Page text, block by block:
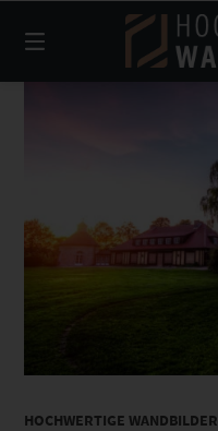
zum
Inhalt
HOCHWERTIGE WANDBILDER